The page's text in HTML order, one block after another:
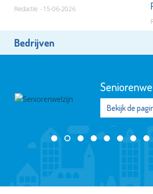
Redactie - 15-06-2026
Bedrijven
Pointer
Bekijk de